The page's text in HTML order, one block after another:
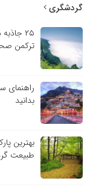
گردشگری
۲۵
ترکمن
راهنمای
بدانید
بهترین
طبیعت